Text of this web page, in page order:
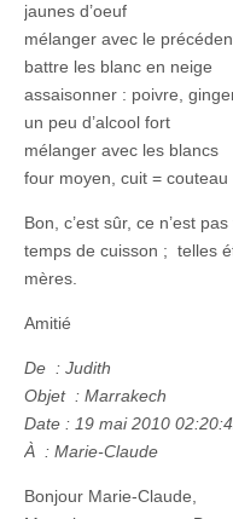
jaunes d’oeuf
mélanger avec le
battre les blanc en neige
assaisonner : poivre,
un peu d’alcool fort
mélanger avec les blancs
four moyen, cuit =
Bon, c’est sûr, ce n’est
temps de cuisson ; telles
mères.
Amitié
De : Judith
Objet : Marrakech
Date : 19 mai 2010
À : Marie-Claude
Bonjour Marie-Claude,